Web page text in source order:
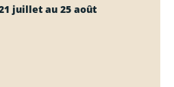
juillet au 25 août